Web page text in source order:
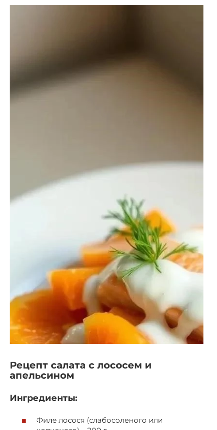
Рецепт салата с лососем и
апельсином
Ингредиенты:
Филе лосося (слабосоленого или